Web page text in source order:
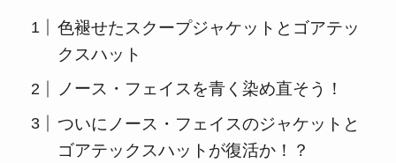
色褪せたスクープジャケットとゴアテッ
クスハット
ノース・フェイスを青く染め直そう！
ついにノース・フェイスのジャケットと
ゴアテックスハットが復活か！？